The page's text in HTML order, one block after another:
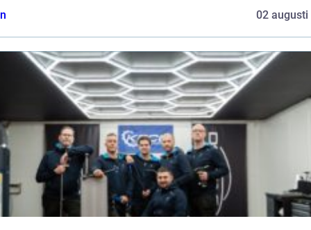
02 augusti